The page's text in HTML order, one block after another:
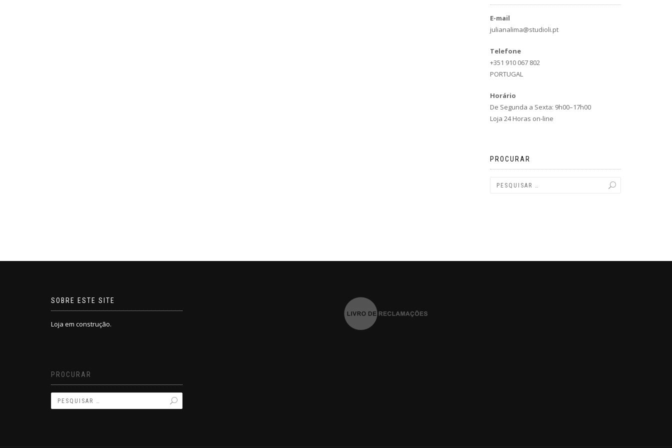
E-mail
julianalima@studioli.pt
Telefone
+351 910 067 802
PORTUGAL
Horário
De Segunda a Sexta: 9h00–17h00
Loja 24 Horas on-line
PROCURAR
SOBRE ESTE SITE
Loja em construção.
PROCURAR